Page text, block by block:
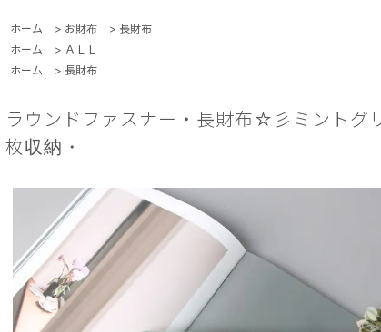
ホーム > お財布 > 長財布
ホーム
> ＡＬＬ
ホーム
> 長財布
ラウンドファスナー・長財布☆彡ミントグ
枚収納・